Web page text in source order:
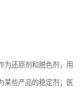
为还原剂和脱色剂，用
某些产品的稳定剂；医